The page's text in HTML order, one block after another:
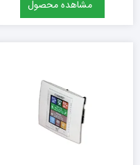
مشاهده محصول